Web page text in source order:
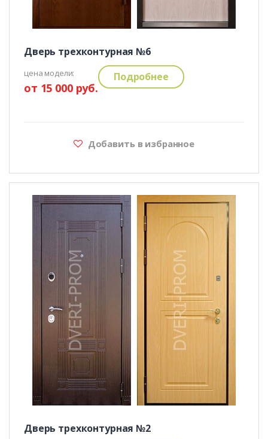
Дверь трехконтурная №6
цена модели:
от 15 000 руб.
Подробнее
Добавить в избранное
Дверь трехконтурная №2